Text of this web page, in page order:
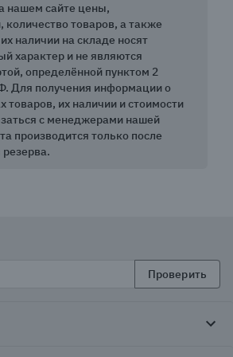
нашем сайте цены,
количество товаров, а также
наличии на складе носят
характер и не являются
определённой пунктом 2
Для получения информации о
товаров, их наличии и стоимости
с менеджерами нашей
производится только после
Проверить